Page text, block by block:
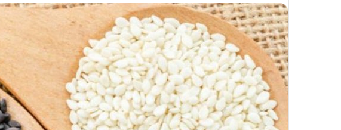
بایدها
و
نبایدهای
آن!
تیر 28, 1404
نحوه ماساژ صورت بعد از تزریق چربی؛
بایدها و نبایدهای آن!